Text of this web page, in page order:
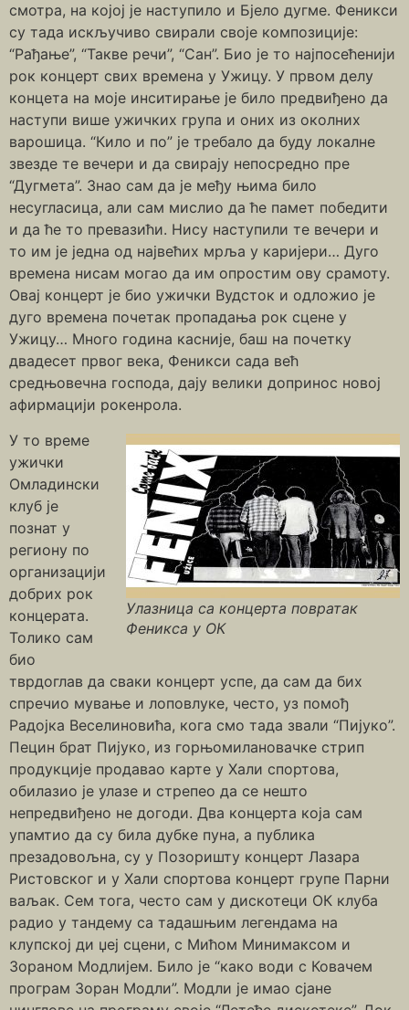
смотра, на којој је наступило и Бјело дугме. Феникси
су тада искључиво свирали своје композиције:
“Рађање”, “Такве речи”, “Сан”. Био је то најпосећенији
рок концерт свих времена у Ужицу. У првом делу
концета на моје инситирање је било предвиђено да
наступи више ужичких група и оних из околних
варошица. “Кило и по” је требало да буду локалне
звезде те вечери и да свирају непосредно пре
“Дугмета”. Знао сам да је међу њима било
несугласица, али сам мислио да ће памет победити
и да ће то превазићи. Нису наступили те вечери и
то им је једна од највећих мрља у каријери… Дуго
времена нисам могао да им опростим ову срамоту.
Овај концерт је био ужички Вудсток и одложио је
дуго времена почетак пропадања рок сцене у
Ужицу… Много година касније, баш на почетку
двадесет првог века, Феникси сада већ
средњовечна господа, дају велики допринос новој
афирмацији рокенрола.
Улазница са концерта повратак
Феникса у ОК
У то време
ужички
Омладински
клуб је
познат у
региону по
организацији
добрих рок
концерата.
Толико сам
био
тврдоглав да сваки концерт успе, да сам да бих
спречио мување и лоповлуке, често, уз помођ
Радојка Веселиновића, кога смо тада звали “Пијуко”.
Пецин брат Пијуко, из горњомилановачке стрип
продукције продавао карте у Хали спортова,
обилазио је улазе и стрепео да се нешто
непредвиђено не догоди. Два концерта која сам
упамтио да су била дубке пуна, а публика
презадовољна, су у Позоришту концерт Лазара
Ристовског и у Хали спортова концерт групе Парни
ваљак. Сем тога, често сам у дискотеци ОК клуба
радио у тандему са тадашњим легендама на
клупској ди џеј сцени, с Мићом Минимаксом и
Зораном Модлијем. Било је “како води с Ковачем
програм Зоран Модли”. Модли је имао сјане